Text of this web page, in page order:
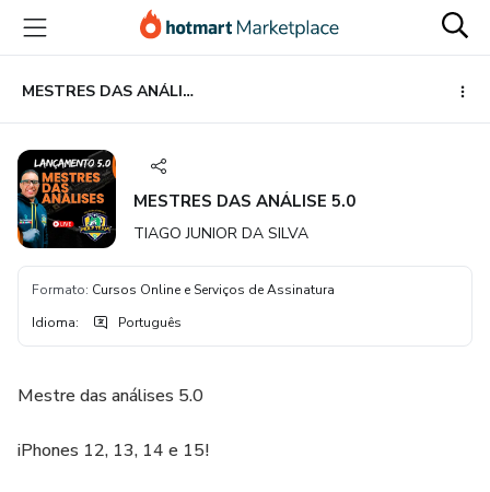
para
conteúdo
principal
para
pagamento
para
rodapé
MESTRES DAS ANÁLISE 5.0
MESTRES DAS ANÁLISE 5.0
TIAGO JUNIOR DA SILVA
Formato: Cursos Online e Serviços de Assinatura
Idioma: Português
Mestre das análises 5.0
iPhones 12, 13, 14 e 15!